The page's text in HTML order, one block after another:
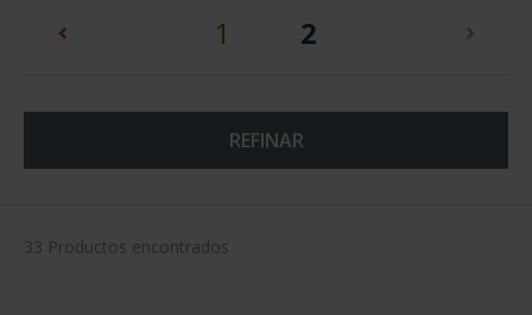
1 2(current)
REFINAR
33 Productos encontrados